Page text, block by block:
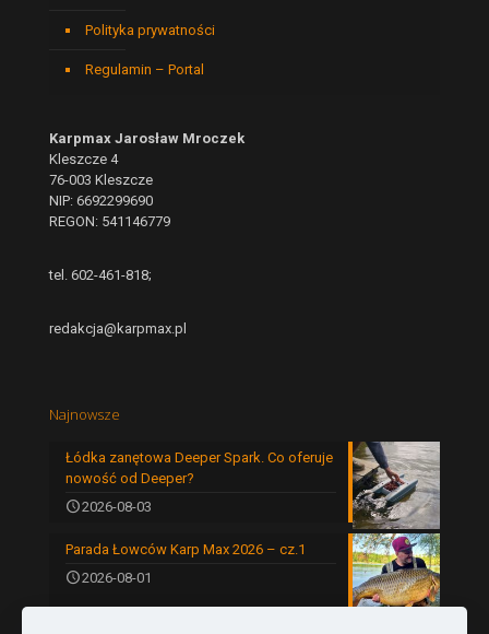
Polityka prywatności
Regulamin – Portal
Karpmax Jarosław Mroczek
Kleszcze 4
76-003 Kleszcze
NIP: 6692299690
REGON: 541146779
tel. 602-461-818;
redakcja@karpmax.pl
Najnowsze
Łódka zanętowa Deeper Spark. Co oferuje
nowość od Deeper?
2026-08-03
Parada Łowców Karp Max 2026 – cz.1
2026-08-01